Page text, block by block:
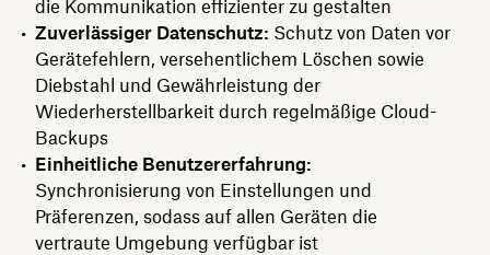
die Kommunikation effizienter zu gestalten
Zuverlässiger Datenschutz: Schutz von Daten vor
Gerätefehlern, versehentlichem Löschen sowie
Diebstahl und Gewährleistung der
Wiederherstellbarkeit durch regelmäßige Cloud-
Backups
Einheitliche Benutzererfahrung:
Synchronisierung von Einstellungen und
Präferenzen, sodass auf allen Geräten die
vertraute Umgebung verfügbar ist